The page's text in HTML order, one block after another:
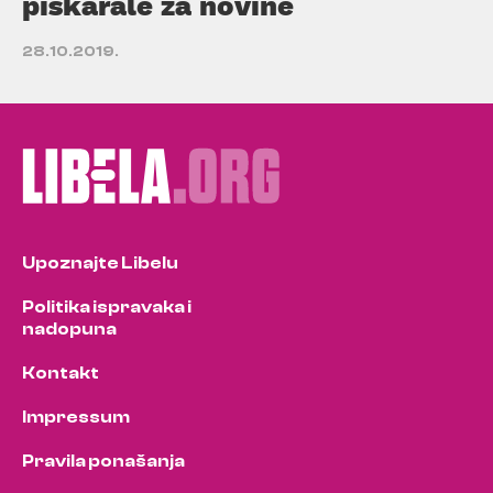
28.10.2019.
Upoznajte Libelu
Politika ispravaka i
nadopuna
Kontakt
Impressum
Pravila ponašanja